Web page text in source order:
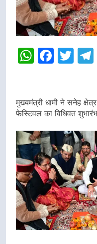
मुख्यमंत्री धामी ने सनेह
फेस्टिवल का विधिवत